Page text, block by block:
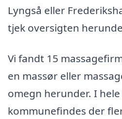
Lyngså eller
tjek oversigten
Vi fandt 15
en massør eller
omegn herunder. I
kommunefindes der